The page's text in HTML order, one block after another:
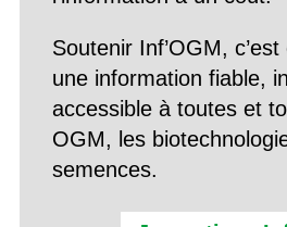
Soutenir Inf’OGM,
une information fiable,
accessible à toutes et
OGM, les
semences.